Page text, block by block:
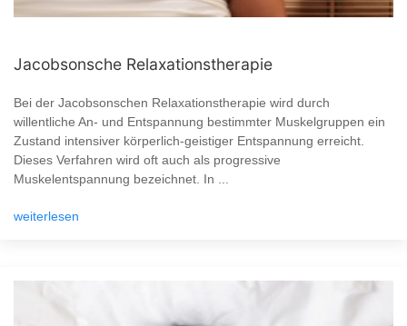
Jacobsonsche Relaxationstherapie
Bei der Jacobsonschen Relaxationstherapie wird durch
willentliche An- und Entspannung bestimmter Muskelgruppen ein
Zustand intensiver körperlich-geistiger Entspannung erreicht.
Dieses Verfahren wird oft auch als progressive
Muskelentspannung bezeichnet. In ...
weiterlesen